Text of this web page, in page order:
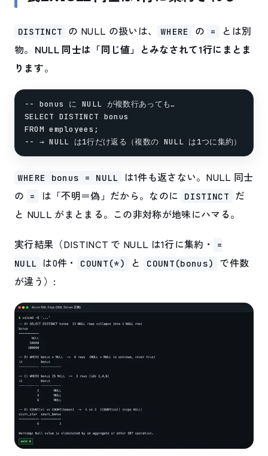
DISTINCT の NULL の扱いは、 WHERE の =
とは別
物。 NULL 同士は「同じ値」とみなされて1行にまとま
ります。
-- bonus に NULL が複数行あっても…
SELECT DISTINCT bonus
FROM employees;
WHERE bonus = NULL
は1件も返さない。NULL 同士
の
= は「不明＝偽」だから。なのに DISTINCT
だ
と NULL がまとまる。この非対称が地味にハマる。
実行結果（DISTINCT で NULL は1行に集約・
=
NULL
は0件・ COUNT(*) と COUNT(bonus)
で件数
が違う）: